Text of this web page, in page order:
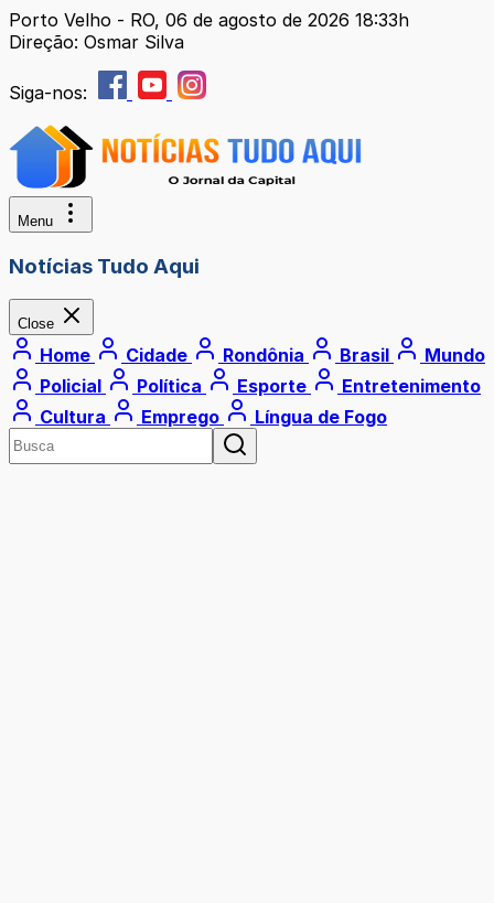
Porto Velho - RO, 06 de agosto de 2026 18:33h
Direção: Osmar Silva
Siga-nos:
Menu
Notícias Tudo Aqui
Close
Home Cidade Rondônia Brasil
Mundo
Policial
Política Esporte
Entretenimento
Cultura
Emprego Língua de Fogo